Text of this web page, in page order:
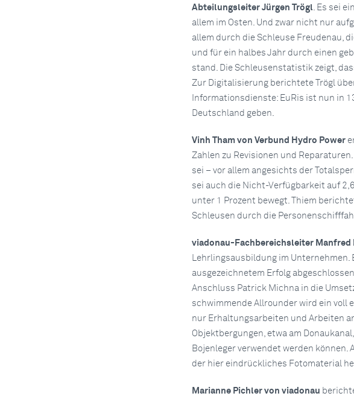
Abteilungsleiter Jürgen Trögl. Es sei
allem im Osten. Und zwar nicht nur
allem durch die Schleuse Freudenau,
und für ein halbes Jahr durch einen
stand. Die Schleusenstatistik zeigt,
Zur Digitalisierung berichtete Trögl
Informationsdienste: EuRis ist nun in
Deutschland geben.
Vinh Tham von Verbund Hydro Power
Zahlen zu Revisionen und
sei – vor allem angesichts der
sei auch die Nicht-Verfügbarkeit auf
unter 1 Prozent bewegt. Thiem
Schleusen durch die
viadonau-Fachbereichsleiter Manfred
Lehrlingsausbildung im Unternehmen.
ausgezeichnetem Erfolg
Anschluss Patrick Michna in die
schwimmende Allrounder wird ein voll
nur Erhaltungsarbeiten und Arbeiten
Objektbergungen, etwa am
Bojenleger verwendet werden können.
der hier eindrückliches Fotomaterial
Marianne Pichler von viadonau